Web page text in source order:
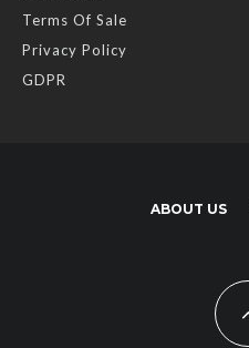
Terms Of Sale
Privacy Policy
GDPR
ABOUT US